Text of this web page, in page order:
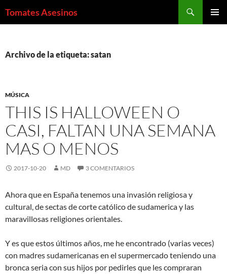
Tomates Asesinos
Archivo de la etiqueta: satan
MÚSICA
THIS IS HALLOWEEN O
CASI, FALTAN UNA SEMANA
MAS O MENOS
2017-10-20 MD 3 COMENTARIOS
Ahora que en España tenemos una invasión religiosa y
cultural, de sectas de corte católico de sudamerica y las
maravillosas religiones orientales.
Y es que estos últimos años, me he encontrado (varias veces)
con madres sudamericanas en el supermercado teniendo una
bronca seria con sus hijos por pedirles que les compraran